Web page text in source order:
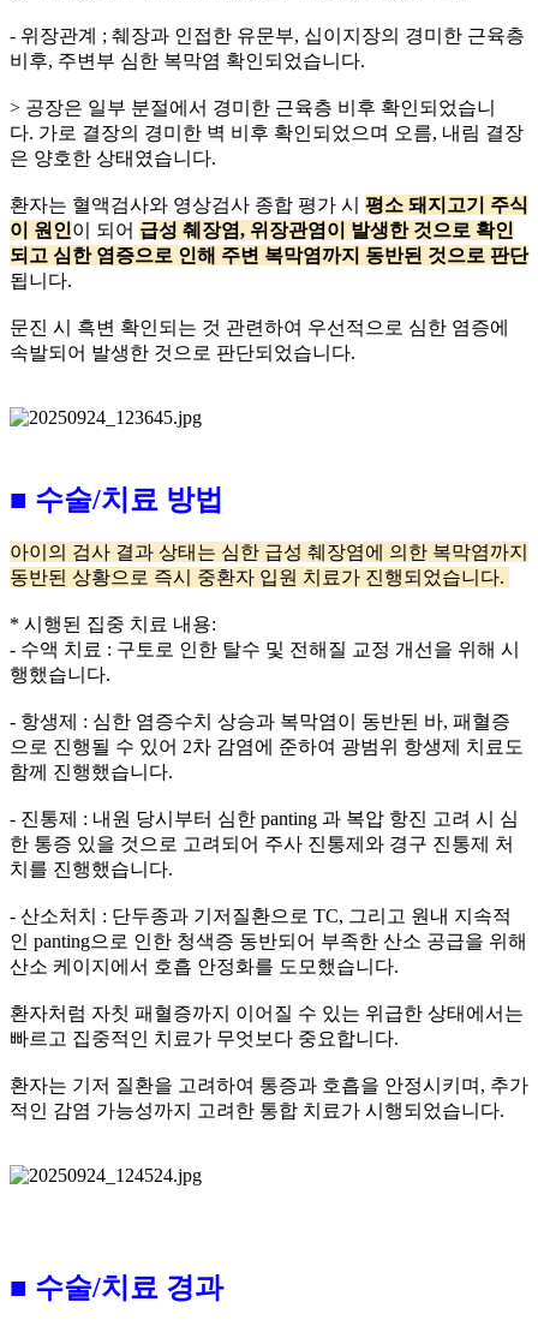
- 위장관계 ; 췌장과 인접한 유문부, 십이지장의 경미한 근육층
비후, 주변부 심한 복막염 확인되었습니다.
> 공장은 일부 분절에서 경미한 근육층 비후 확인되었습니
다. 가로 결장의 경미한 벽 비후 확인되었으며 오름, 내림 결장
은 양호한 상태였습니다.
환자는 혈액검사와 영상검사 종합 평가 시 평소 돼지고기 주식
이 원인이 되어 급성 췌장염, 위장관염이 발생한 것으로 확인
되고 심한 염증으로 인해 주변 복막염까지 동반된 것으로 판단
됩니다.
문진 시 흑변 확인되는 것 관련하여 우선적으로 심한 염증에
속발되어 발생한 것으로 판단되었습니다.
■ 수술/치료 방법
아이의 검사 결과 상태는 심한 급성 췌장염에 의한 복막염까지
동반된 상황으로 즉시 중환자 입원 치료가 진행되었습니다.
* 시행된 집중 치료 내용:
- 수액 치료 : 구토로 인한 탈수 및 전해질 교정 개선을 위해 시
행했습니다.
- 항생제 : 심한 염증수치 상승과 복막염이 동반된 바, 패혈증
으로 진행될 수 있어 2차 감염에 준하여 광범위 항생제 치료도
함께 진행했습니다.
- 진통제 : 내원 당시부터 심한 panting 과 복압 항진 고려 시 심
한 통증 있을 것으로 고려되어 주사 진통제와 경구 진통제 처
치를 진행했습니다.
- 산소처치 : 단두종과 기저질환으로 TC, 그리고 원내 지속적
인 panting으로 인한 청색증 동반되어 부족한 산소 공급을 위해
산소 케이지에서 호흡 안정화를 도모했습니다.
환자처럼 자칫 패혈증까지 이어질 수 있는 위급한 상태에서는
빠르고 집중적인 치료가 무엇보다 중요합니다.
환자는 기저 질환을 고려하여 통증과 호흡을 안정시키며, 추가
적인 감염 가능성까지 고려한 통합 치료가 시행되었습니다.
■ 수술/치료 경과